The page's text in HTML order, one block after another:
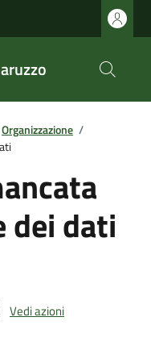
Organizzazione /
dei dati
Vedi azioni